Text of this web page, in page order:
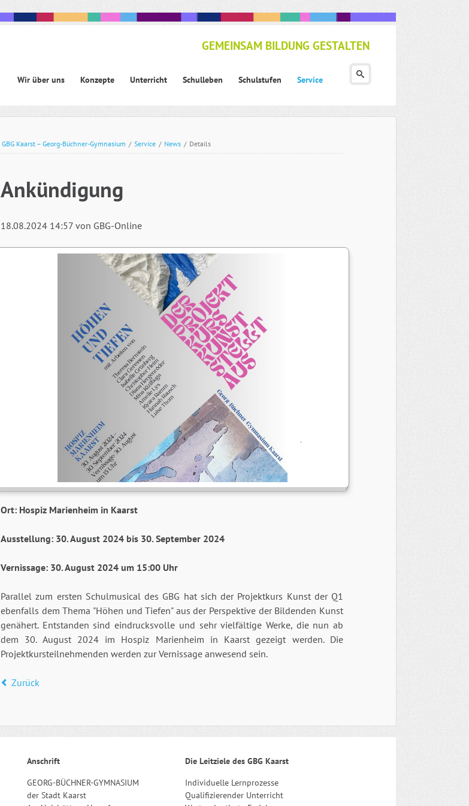
Navigation
Wir über uns Konzepte Unterricht Schulleben Schulstufen Service
GEMEINSAM BILDUNG GESTALTEN
GBG Kaarst – Georg-Büchner-Gymnasium / Service / News / Details
Ankündigung
18.08.2024 14:57 von GBG-Online
Ort: Hospiz Marienheim in Kaarst
Ausstellung: 30. August 2024 bis 30. September 2024
Vernissage: 30. August 2024 um 15:00 Uhr
Parallel zum ersten Schulmusical des GBG hat sich der Projektkurs Kunst der Q1
ebenfalls dem Thema "Höhen und Tiefen" aus der Perspektive der Bildenden Kunst
genähert. Entstanden sind eindrucksvolle und sehr vielfältige Werke, die nun ab
dem 30. August 2024 im Hospiz Marienheim in Kaarst gezeigt werden. Die
Projektkursteilnehmenden werden zur Vernissage anwesend sein.
Zurück
Anschrift
GEORG-BÜCHNER-GYMNASIUM
der Stadt Kaarst
Die Leitziele des GBG Kaarst
Individuelle Lernprozesse
Qualifizierender Unterricht